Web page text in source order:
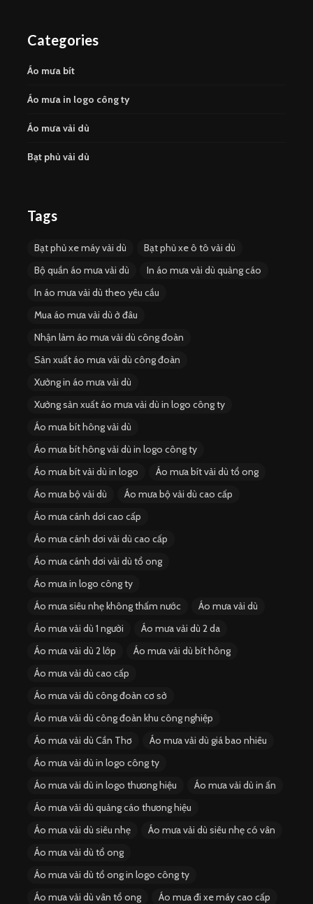
Categories
Áo mưa bít
Áo mưa in logo công ty
Áo mưa vải dù
Bạt phủ vải dù
Tags
Bạt phủ xe máy vải dù
Bạt phủ xe ô tô vải dù
Bộ quần áo mưa vải dù
In áo mưa vải dù quảng cáo
In áo mưa vải dù theo yêu cầu
Mua áo mưa vải dù ở đâu
Nhận làm áo mưa vải dù công đoàn
Sản xuất áo mưa vải dù công đoàn
Xưởng in áo mưa vải dù
Xưởng sản xuất áo mưa vải dù in logo công ty
Áo mưa bít hông vải dù
Áo mưa bít hông vải dù in logo công ty
Áo mưa bít vải dù in logo
Áo mưa bít vải dù tổ ong
Áo mưa bộ vải dù
Áo mưa bộ vải dù cao cấp
Áo mưa cánh dơi cao cấp
Áo mưa cánh dơi vải dù cao cấp
Áo mưa cánh dơi vải dù tổ ong
Áo mưa in logo công ty
Áo mưa siêu nhẹ không thấm nước
Áo mưa vải dù
Áo mưa vải dù 1 người
Áo mưa vải dù 2 da
Áo mưa vải dù 2 lớp
Áo mưa vải dù bít hông
Áo mưa vải dù cao cấp
Áo mưa vải dù công đoàn cơ sở
Áo mưa vải dù công đoàn khu công nghiệp
Áo mưa vải dù Cần Thơ
Áo mưa vải dù giá bao nhiêu
Áo mưa vải dù in logo công ty
Áo mưa vải dù in logo thương hiệu
Áo mưa vải dù in ấn
Áo mưa vải dù quảng cáo thương hiệu
Áo mưa vải dù siêu nhẹ
Áo mưa vải dù siêu nhẹ có vân
Áo mưa vải dù tổ ong
Áo mưa vải dù tổ ong in logo công ty
Áo mưa vải dù vân tổ ong
Áo mưa đi xe máy cao cấp